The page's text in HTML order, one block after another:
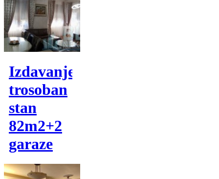
Izdavanje,
trosoban
stan
82m2+2
garaze